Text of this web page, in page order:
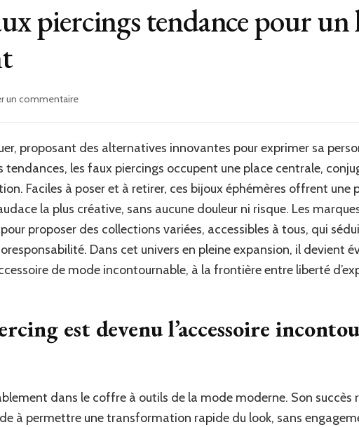
piercings tendance pour un
un commentairesur
faux
tendance
pour
look
stylé
sans
proposant des alternatives innovantes pour exprimer sa
tendances, les faux piercings occupent une place centrale,
Faciles à poser et à retirer, ces bijoux éphémères offrent une
la plus créative, sans aucune douleur ni risque. Les
proposer des collections variées, accessibles à tous, qui
Dans cet univers en pleine expansion, il devient
de mode incontournable, à la frontière entre liberté
est devenu l’accessoire
dans le coffre à outils de la mode moderne. Son succès
à permettre une transformation rapide du look, sans